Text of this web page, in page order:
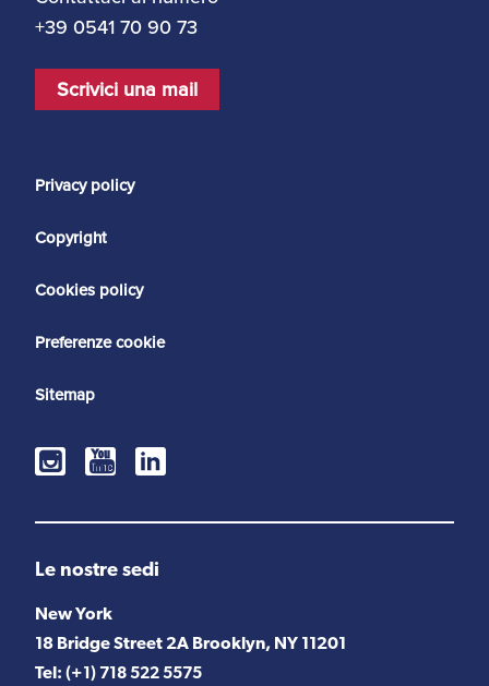
+39 0541 70 90 73
Scrivici una mail
Privacy policy
Copyright
Cookies policy
Preferenze cookie
Sitemap
Le nostre sedi
New York
18 Bridge Street 2A Brooklyn, NY 11201
Tel: (+1) 718 522 5575